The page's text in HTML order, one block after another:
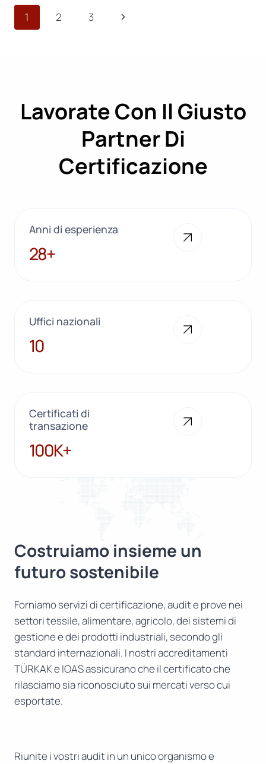
SUGLI
Navigazione
1 2 3
Pagina
Lavorate Con Il Giusto
Partner Di
Certificazione
Anni di esperienza
28+
28+
Uffici nazionali
10
10
Certificati di
transazione
100K+
100K+
Costruiamo insieme un
futuro sostenibile
Forniamo servizi di certificazione, audit e prove nei
settori tessile, alimentare, agricolo, dei sistemi di
gestione e dei prodotti industriali, secondo gli
standard internazionali. I nostri accreditamenti
TÜRKAK e IOAS assicurano che il certificato che
rilasciamo sia riconosciuto sui mercati verso cui
esportate.
Riunite i vostri audit in un unico organismo e